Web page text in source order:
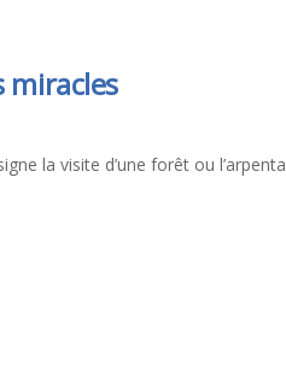
miracles
la visite d’une forêt ou